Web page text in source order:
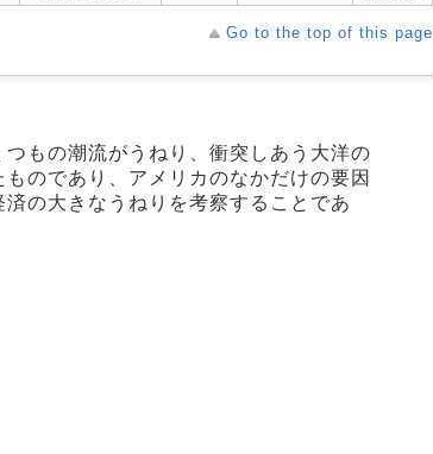
Go to the top of this page
もの潮流がうねり、衝突しあう大洋の
のであり、アメリカのなかだけの要因
の大きなうねりを考察することであ